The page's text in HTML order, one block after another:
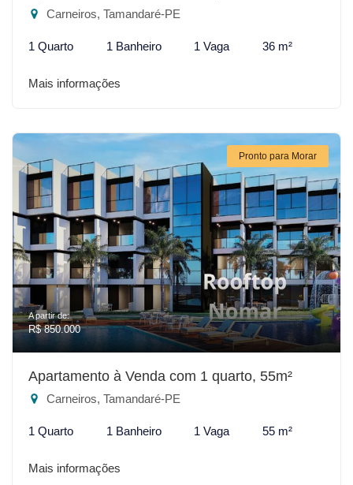
Carneiros, Tamandaré-PE
1 Quarto 1 Banheiro 1 Vaga 36 m²
Mais informações
Pronto para Morar
A partir de:
R$ 850.000
Apartamento à Venda com 1 quarto, 55m²
Carneiros, Tamandaré-PE
1 Quarto 1 Banheiro 1 Vaga 55 m²
Mais informações